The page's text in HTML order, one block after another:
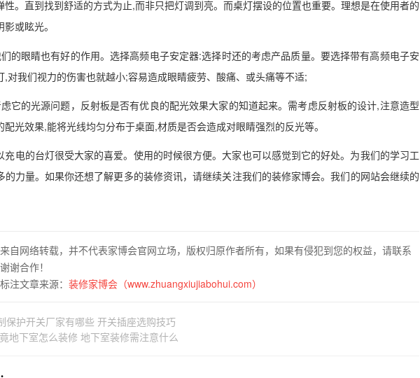
性。直到找到舒适的方式为止,而非只把灯调到亮。而桌灯摆设的位置也重要。理想是在使用者的
或眩光。
的眼睛也有好的作用。选择高频电子安定器:选择时还的考虑产品质量。要选择带有高频电子安
,对我们视力的伤害也就越小;容易造成眼睛疲劳、酸痛、或头痛等不适;
它的光源问题，反射板是否有优良的配光效果大家的知道起来。需考虑反射板的设计,注意造型
配光效果,能将光线均匀分布于桌面,材质是否会造成对眼睛强烈的反光等。
充电的台灯很受大家的喜爱。使用的时候很方便。大家也可以感觉到它的好处。为我们的学习工
的力量。如果你还想了解更多的装修资讯，请继续关注我们的装修家博会。我们的网站会继续的
自网络转载，并不代表家博会官网立场，版权归原作者所有，如果有侵犯到您的权益，请联系
谢合作！
注文章来源： 装修家博会（www.zhuangxiujiabohui.com）
保护开关厂家有哪些 开关插座选购技巧
地下室怎么装修 地下室装修需注意什么